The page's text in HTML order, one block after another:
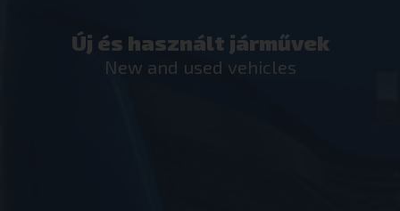
Új és használt járművek
New and used vehicles